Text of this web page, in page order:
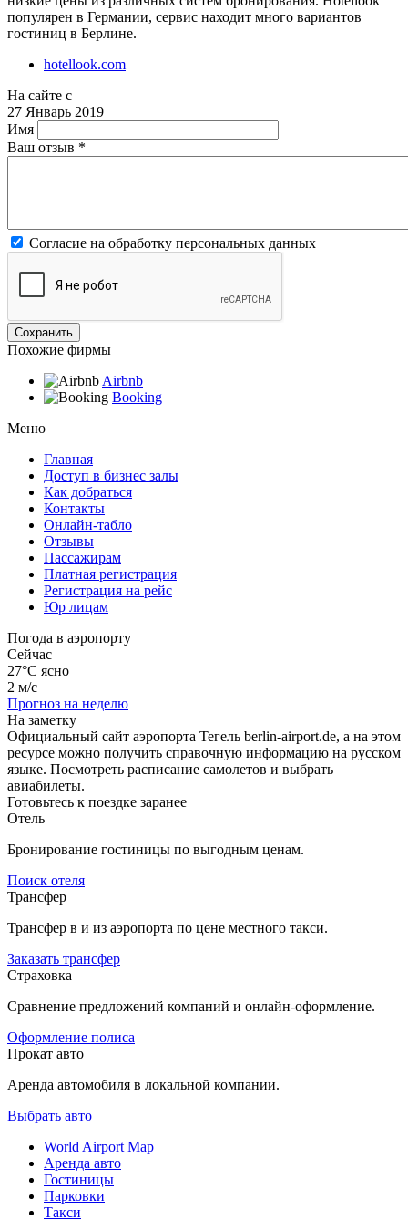
популярен в Германии, сервис находит много вариантов
гостиниц в Берлине.
hotellook.com
На сайте с
27 Январь 2019
Имя
Ваш отзыв *
Согласие на обработку персональных данных
Похожие фирмы
Airbnb
Booking
Меню
Главная
Доступ в бизнес залы
Как добраться
Контакты
Онлайн-табло
Отзывы
Пассажирам
Платная регистрация
Регистрация на рейс
Юр лицам
Погода в аэропорту
Сейчас
27°C ясно
2 м/с
Прогноз на неделю
На заметку
Официальный сайт аэропорта Тегель berlin-airport.de, а на этом
ресурсе можно получить справочную информацию на русском
языке. Посмотреть расписание самолетов и выбрать
авиабилеты.
Готовьтесь к поездке заранее
Отель
Бронирование гостиницы по выгодным ценам.
Поиск отеля
Трансфер
Трансфер в и из аэропорта по цене местного такси.
Заказать трансфер
Страховка
Сравнение предложений компаний и онлайн-оформление.
Оформление полиса
Прокат авто
Аренда автомобиля в локальной компании.
Выбрать авто
World Airport Map
Аренда авто
Гостиницы
Парковки
Такси